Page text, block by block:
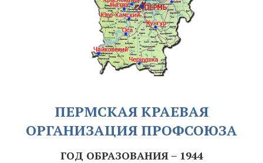
ПЕРМСКАЯ КРАЕВАЯ
ОРГАНИЗАЦИЯ ПРОФСОЮЗА
ГОД ОБРАЗОВАНИЯ – 1944